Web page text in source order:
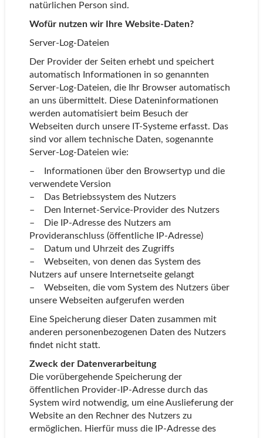
natürlichen Person sind.
Wofür nutzen wir Ihre Website-Daten?
Server-Log-Dateien
Der Provider der Seiten erhebt und speichert
automatisch Informationen in so genannten
Server-Log-Dateien, die Ihr Browser automatisch
an uns übermittelt. Diese Dateninformationen
werden automatisiert beim Besuch der
Webseiten durch unsere IT-Systeme erfasst. Das
sind vor allem technische Daten, sogenannte
Server-Log-Dateien wie:
– Informationen über den Browsertyp und die
verwendete Version
– Das Betriebssystem des Nutzers
– Den Internet-Service-Provider des Nutzers
– Die IP-Adresse des Nutzers am
Provideranschluss (öffentliche IP-Adresse)
– Datum und Uhrzeit des Zugriffs
– Webseiten, von denen das System des
Nutzers auf unsere Internetseite gelangt
– Webseiten, die vom System des Nutzers über
unsere Webseiten aufgerufen werden
Eine Speicherung dieser Daten zusammen mit
anderen personenbezogenen Daten des Nutzers
findet nicht statt.
Zweck der Datenverarbeitung
Die vorübergehende Speicherung der
öffentlichen Provider-IP-Adresse durch das
System wird notwendig, um eine Auslieferung der
Website an den Rechner des Nutzers zu
ermöglichen. Hierfür muss die IP-Adresse des